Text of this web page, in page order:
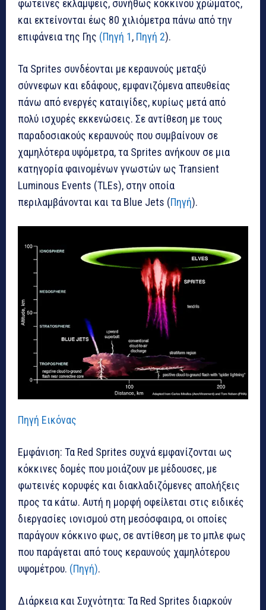
φωτεινές εκλάμψεις, συνήθως κόκκινου χρώματος,
και εκτείνονται έως 80 χιλιόμετρα πάνω από την
επιφάνεια της Γης (Πηγή 1, Πηγή 2).
Τα Sprites συνδέονται με κεραυνούς μεταξύ
σύννεφων και εδάφους, εμφανιζόμενα απευθείας
πάνω από ενεργές καταιγίδες, κυρίως μετά από
πολύ ισχυρές εκκενώσεις. Σε αντίθεση με τους
παραδοσιακούς κεραυνούς που συμβαίνουν σε
χαμηλότερα υψόμετρα, τα Sprites ανήκουν σε μια
κατηγορία φαινομένων γνωστών ως Transient
Luminous Events (TLEs), στην οποία
περιλαμβάνονται και τα Blue Jets (Πηγή).
Πηγή Εικόνας
Εμφάνιση: Τα Red Sprites συχνά εμφανίζονται ως
κόκκινες δομές που μοιάζουν με μέδουσες, με
φωτεινές κορυφές και διακλαδιζόμενες απολήξεις
προς τα κάτω. Αυτή η μορφή οφείλεται στις ειδικές
διεργασίες ιονισμού στη μεσόσφαιρα, οι οποίες
παράγουν κόκκινο φως, σε αντίθεση με το μπλε φως
που παράγεται από τους κεραυνούς χαμηλότερου
υψομέτρου. (Πηγή).
Διάρκεια και Συχνότητα: Τα Red Sprites διαρκούν